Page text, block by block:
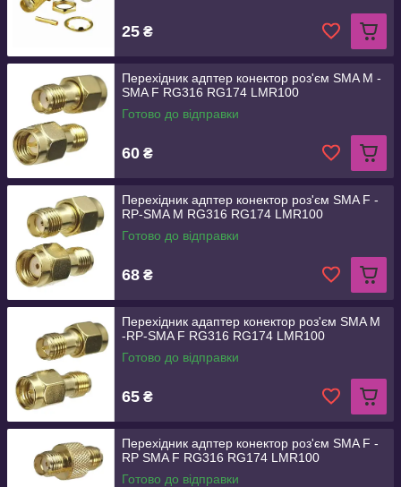
25 ₴
Перехідник адптер конектор роз'єм SMA M -
SMA F RG316 RG174 LMR100
Готово до відправки
60 ₴
Перехідник адптер конектор роз'єм SMA F -
RP-SMA M RG316 RG174 LMR100
Готово до відправки
68 ₴
Перехідник адаптер конектор роз'єм SMA M
-RP-SMA F RG316 RG174 LMR100
Готово до відправки
65 ₴
Перехідник адптер конектор роз'єм SMA F -
RP SMA F RG316 RG174 LMR100
Готово до відправки